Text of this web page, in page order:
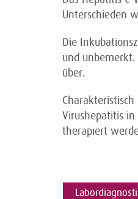
Unterschieden
Die
und
über.
Virushepatitis in
therapiert